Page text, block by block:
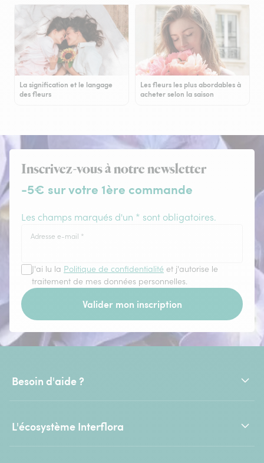
La signification et le langage
des fleurs
Les fleurs les plus abordables à
acheter selon la saison
Inscrivez-vous à notre newsletter
-5€ sur votre 1ère commande
Les champs marqués d'un * sont obligatoires.
Adresse e-mail *
J'ai lu la Politique de confidentialité et j'autorise le
traitement de mes données personnelles.
Valider mon inscription
Besoin d'aide ?
L'écosystème Interflora